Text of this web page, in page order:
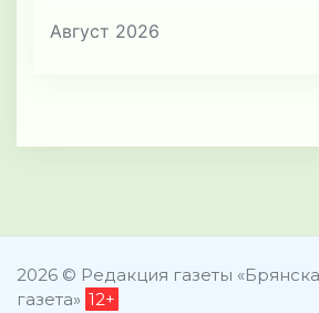
Август 2026
2026 © Редакция газеты
газета» 12+